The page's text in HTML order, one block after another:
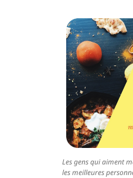
Les gens qui aiment
les meilleures